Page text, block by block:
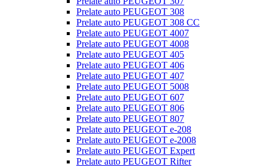
Prelate auto PEUGEOT 308
Prelate auto PEUGEOT 308 CC
Prelate auto PEUGEOT 4007
Prelate auto PEUGEOT 4008
Prelate auto PEUGEOT 405
Prelate auto PEUGEOT 406
Prelate auto PEUGEOT 407
Prelate auto PEUGEOT 5008
Prelate auto PEUGEOT 607
Prelate auto PEUGEOT 806
Prelate auto PEUGEOT 807
Prelate auto PEUGEOT e-208
Prelate auto PEUGEOT e-2008
Prelate auto PEUGEOT Expert
Prelate auto PEUGEOT Rifter